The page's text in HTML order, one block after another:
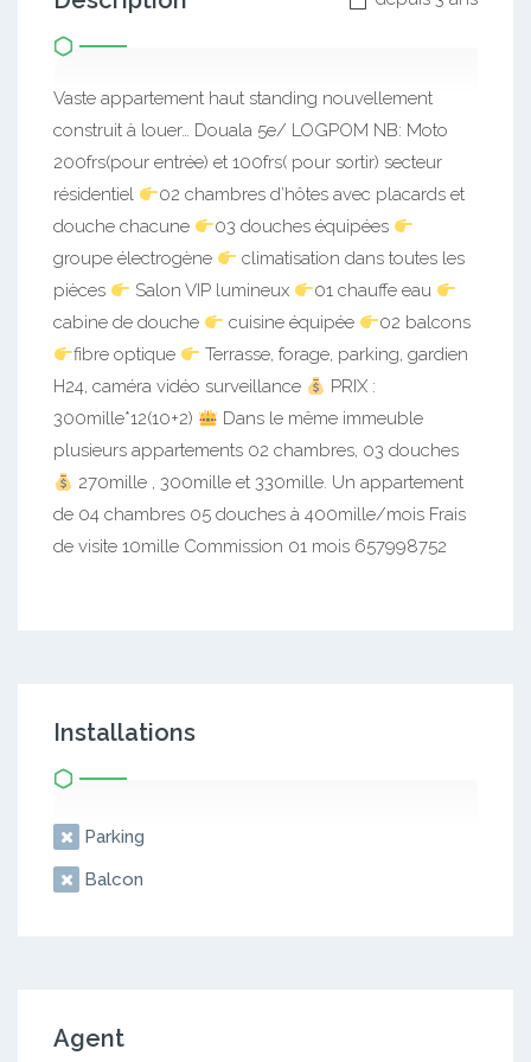
Vaste appartement haut standing nouvellement
construit à louer… Douala 5e/ LOGPOM NB: Moto
200frs(pour entrée) et 100frs( pour sortir) secteur
résidentiel
02 chambres d’hôtes avec placards et
douche chacune
03 douches équipées
groupe électrogène
climatisation dans toutes les
pièces
Salon VIP lumineux
01 chauffe eau
cabine de douche
cuisine équipée
02 balcons
fibre optique
Terrasse, forage, parking, gardien
H24, caméra vidéo surveillance
PRIX :
300mille*12(10+2)
Dans le même immeuble
plusieurs appartements 02 chambres, 03 douches
270mille , 300mille et 330mille. Un appartement
de 04 chambres 05 douches à 400mille/mois Frais
de visite 10mille Commission 01 mois 657998752
Installations
Parking
Balcon
Agent